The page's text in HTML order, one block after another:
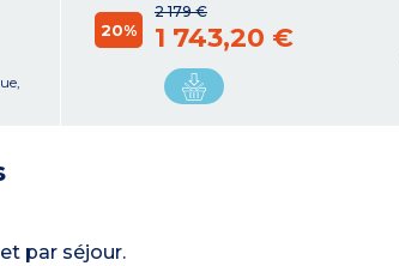
2 179 €
20% 1 743,20 €
par séjour.